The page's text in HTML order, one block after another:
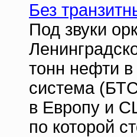
Без
Под звуки
тонн нефти
система
в Европу и
по которой